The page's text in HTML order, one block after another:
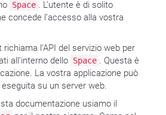
Space . L’utente è di solito
concede l’accesso alla vostra
richiama l’API del servizio web per
all’interno dello Space . Questa è
La vostra applicazione può
su un server web.
documentazione usiamo il